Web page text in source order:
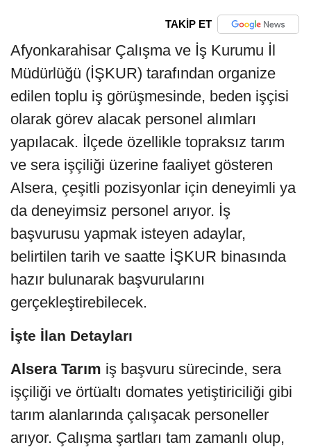
TAKİP ET
Afyonkarahisar Çalışma ve İş Kurumu İl
Müdürlüğü (İŞKUR) tarafından organize
edilen toplu iş görüşmesinde, beden işçisi
olarak görev alacak personel alımları
yapılacak. İlçede özellikle topraksız tarım
ve sera işçiliği üzerine faaliyet gösteren
Alsera, çeşitli pozisyonlar için deneyimli ya
da deneyimsiz personel arıyor. İş
başvurusu yapmak isteyen adaylar,
belirtilen tarih ve saatte İŞKUR binasında
hazır bulunarak başvurularını
gerçekleştirebilecek.
İşte İlan Detayları
Alsera Tarım iş başvuru sürecinde, sera
işçiliği ve örtüaltı domates yetiştiriciliği gibi
tarım alanlarında çalışacak personeller
arıyor. Çalışma şartları tam zamanlı olup,